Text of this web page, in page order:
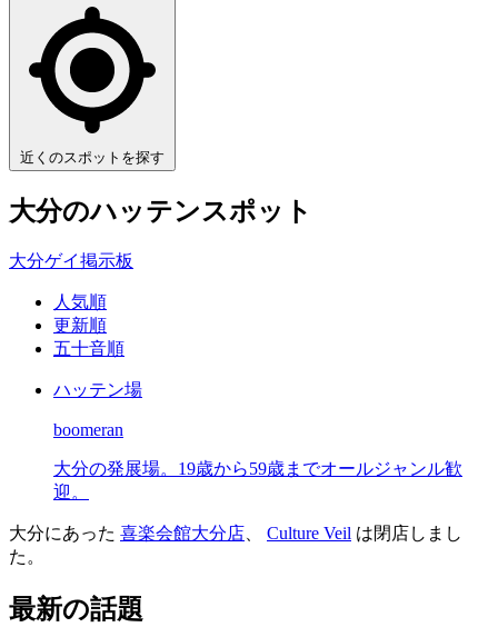
近くのスポットを探す
大分のハッテンスポット
大分ゲイ掲示板
人気順
更新順
五十音順
ハッテン場
boomeran
大分の発展場。19歳から59歳までオールジャンル歓
迎。
大分にあった 喜楽会館大分店、 Culture Veil は閉店しまし
た。
最新の話題